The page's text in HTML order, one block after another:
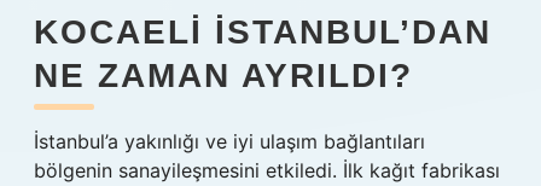
KOCAELI İSTANBUL’DAN
NE ZAMAN AYRILDI?
İstanbul’a yakınlığı ve iyi ulaşım bağlantıları
bölgenin sanayileşmesini etkiledi. İlk kağıt fabrikası